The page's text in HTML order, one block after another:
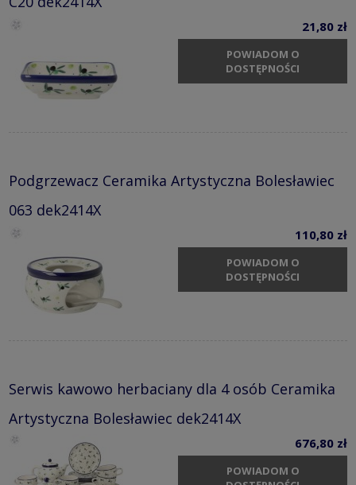
21,80 zł
POWIADOM O
DOSTĘPNOŚCI
Podgrzewacz Ceramika Artystyczna Bolesławiec
063 dek2414X
110,80 zł
POWIADOM O
DOSTĘPNOŚCI
Serwis kawowo herbaciany dla 4 osób Ceramika
Artystyczna Bolesławiec dek2414X
676,80 zł
POWIADOM O